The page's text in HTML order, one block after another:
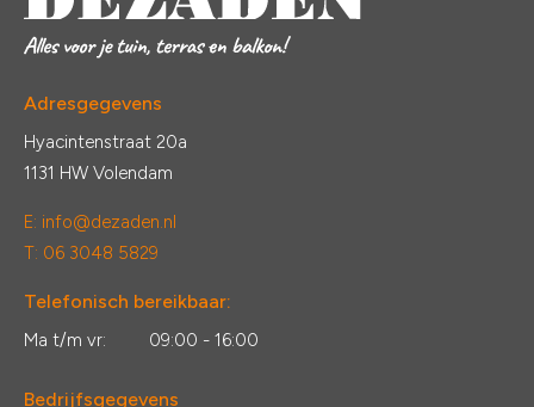
Adresgegevens
Hyacintenstraat 20a
1131 HW Volendam
E: info@dezaden.nl
T: 06 3048 5829
Telefonisch bereikbaar:
Ma t/m vr: 09:00 - 16:00
Bedrijfsgegevens